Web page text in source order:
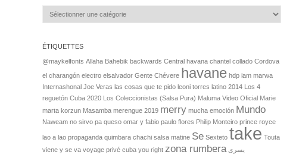
Catégories
ÉTIQUETTES
@maykelfonts Allaha Bahebik backwards Central havana chantel collado Cordova
el charangón electro elsalvador Gente Chévere havane hdp iam marwa
Internashonal Joe Veras las cosas que te pido leoni torres latino 2014 Los 4
reguetón Cuba 2020 Los Coleccionistas (Salsa Pura) Maluma Video Oficial Marie
marta korzun Masamba merengue 2019 merry mucha emoción Mundo
Naweam no sirvo pa queso omar y fabio paulo flores Philip Monteiro prince royce
lao a lao propaganda quimbara chachi salsa matine Se Sexteto take Touta
viene y se va voyage privé cuba you right zona rumbera یسری